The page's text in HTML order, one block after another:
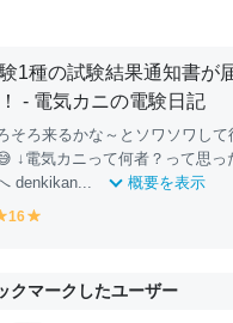
1種の試験結果通知書が
- 電気カニの電験日記
そろ来るかな～とソワソワして
↓電気カニって何者？って思っ
denkikan...
概要を表示
y
w
16
o
クマークしたユーザー